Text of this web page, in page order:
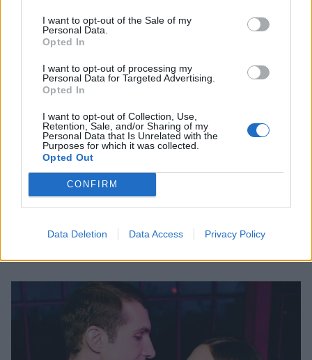
I want to opt-out of the Sale of my
Personal Data.
Opted In
I want to opt-out of processing my
Personal Data for Targeted Advertising.
Opted In
I want to opt-out of Collection, Use,
Retention, Sale, and/or Sharing of my
Personal Data that Is Unrelated with the
Purposes for which it was collected.
Opted Out
CONFIRM
Data Deletion Data Access Privacy Policy
παιδιά τους